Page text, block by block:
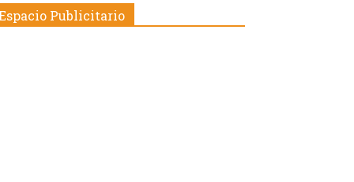
Publicitario